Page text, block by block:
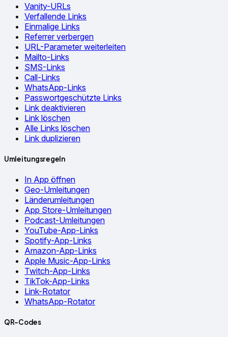
Vanity-URLs
Verfallende Links
Einmalige Links
Referrer verbergen
URL-Parameter weiterleiten
Mailto-Links
SMS-Links
Call-Links
WhatsApp-Links
Passwortgeschützte Links
Link deaktivieren
Link löschen
Alle Links löschen
Link duplizieren
Umleitungsregeln
In App öffnen
Geo-Umleitungen
Länderumleitungen
App Store-Umleitungen
Podcast-Umleitungen
YouTube-App-Links
Spotify-App-Links
Amazon-App-Links
Apple Music-App-Links
Twitch-App-Links
TikTok-App-Links
Link-Rotator
WhatsApp-Rotator
QR-Codes